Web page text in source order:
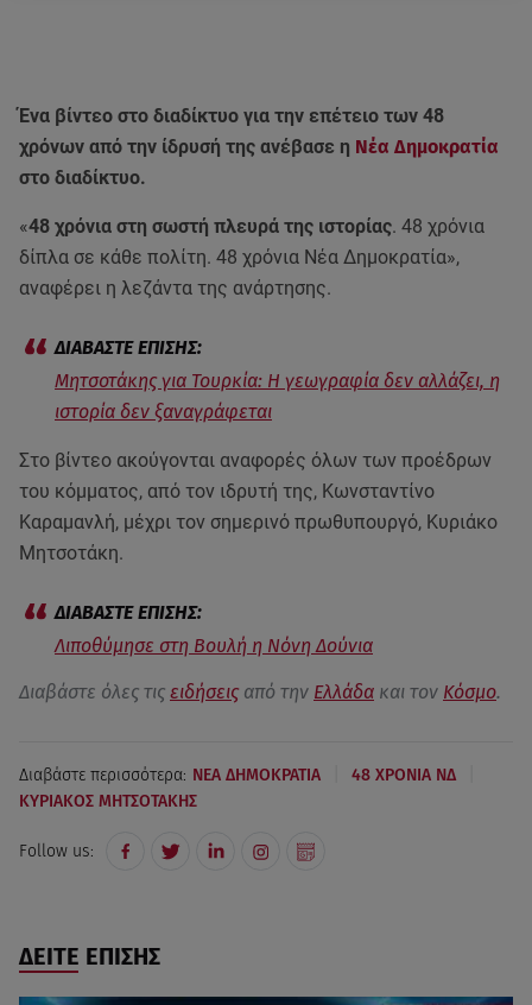
Ένα βίντεο στο διαδίκτυο για την επέτειο των 48
χρόνων από την ίδρυσή της ανέβασε η Νέα Δημοκρατία
στο διαδίκτυο.
«48 χρόνια στη σωστή πλευρά της ιστορίας. 48 χρόνια
δίπλα σε κάθε πολίτη. 48 χρόνια Νέα Δημοκρατία»,
αναφέρει η λεζάντα της ανάρτησης.
Μητσοτάκης για Τουρκία: Η γεωγραφία δεν αλλάζει, η
ιστορία δεν ξαναγράφεται
Στο βίντεο ακούγονται αναφορές όλων των προέδρων
του κόμματος, από τον ιδρυτή της, Κωνσταντίνο
Καραμανλή, μέχρι τον σημερινό πρωθυπουργό, Κυριάκο
Μητσοτάκη.
Λιποθύμησε στη Βουλή η Νόνη Δούνια
Διαβάστε όλες τις ειδήσεις από την Ελλάδα και τον Κόσμο.
Διαβάστε περισσότερα: ΝΕΑ ΔΗΜΟΚΡΑΤΙΑ 48 ΧΡΟΝΙΑ ΝΔ
ΚΥΡΙΑΚΟΣ ΜΗΤΣΟΤΑΚΗΣ
Follow us:
ΔΕΙΤΕ ΕΠΙΣΗΣ